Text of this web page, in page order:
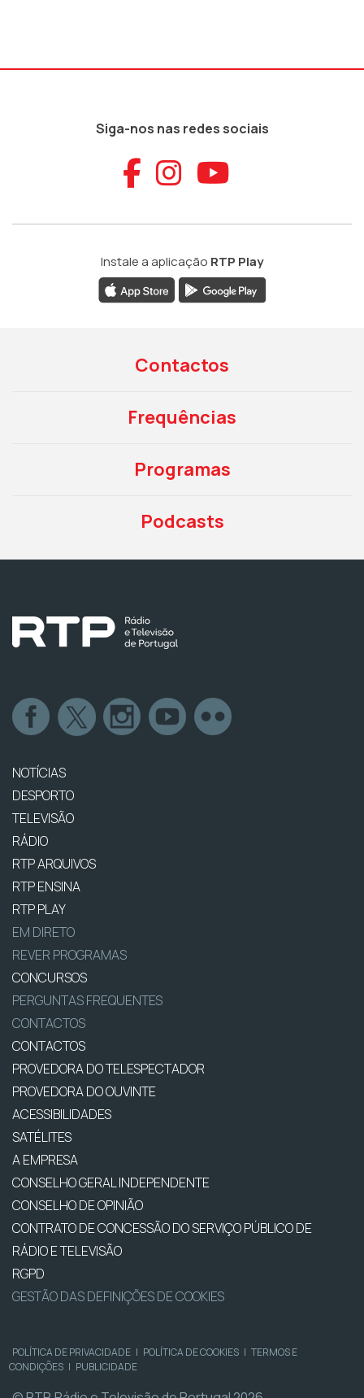
Siga-nos nas redes sociais
Aceder ao
Aceder ao
Aceder
Instale a aplicação RTP Play
Contactos
Frequências
Programas
Podcasts
NOTÍCIAS
DESPORTO
TELEVISÃO
RÁDIO
RTP ARQUIVOS
RTP ENSINA
RTP PLAY
EM DIRETO
REVER PROGRAMAS
CONCURSOS
PERGUNTAS FREQUENTES
CONTACTOS
CONTACTOS
PROVEDORA DO TELESPECTADOR
PROVEDORA DO OUVINTE
ACESSIBILIDADES
SATÉLITES
A EMPRESA
CONSELHO GERAL INDEPENDENTE
CONSELHO DE OPINIÃO
CONTRATO DE CONCESSÃO DO SERVIÇO PÚBLICO DE
RÁDIO E TELEVISÃO
RGPD
GESTÃO DAS DEFINIÇÕES DE COOKIES
POLÍTICA DE PRIVACIDADE | POLÍTICA DE COOKIES | TERMOS E
CONDIÇÕES | PUBLICIDADE